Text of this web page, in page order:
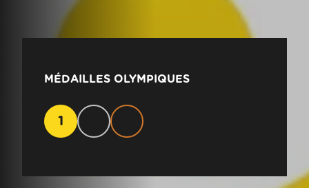
MÉDAILLES OLYMPIQUES
1